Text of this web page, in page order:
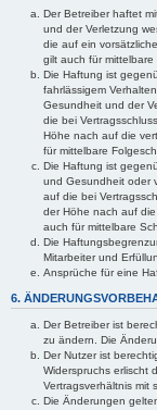
Der Betreiber haftet
und der Verletzung
die auf ein
gilt auch für
Die Haftung ist
fahrlässigem
Gesundheit und der
die bei
Höhe nach auf die
für mittelbare
Die Haftung ist
und Gesundheit oder
auf die bei
der Höhe nach auf
auch für mittelbare
Die
Mitarbeiter und
Ansprüche für eine
6.
Der Betreiber ist
zu ändern. Die
Der Nutzer ist
Widerspruchs erlischt
Vertragsverhältnis mit
Die Änderungen